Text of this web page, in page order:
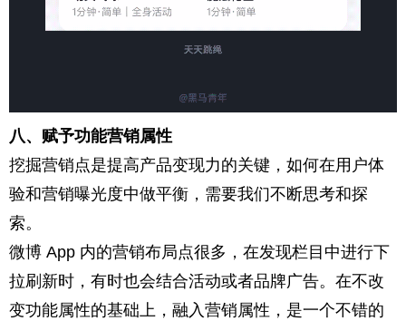
八、赋予功能营销属性
挖掘营销点是提高产品变现力的关键，如何在用户体
验和营销曝光度中做平衡，需要我们不断思考和探
索。
微博 App 内的营销布局点很多，在发现栏目中进行下
拉刷新时，有时也会结合活动或者品牌广告。在不改
变功能属性的基础上，融入营销属性，是一个不错的